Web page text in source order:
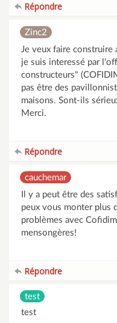
Répondre
Zinc2
Je veux faire construire
je suis interessé par
constructeurs"
pas être des
maisons. Sont-ils
Merci.
Répondre
cauchemar
Il y a peut être des
peux vous monter plus
problèmes avec
mensongères!
Répondre
test
test